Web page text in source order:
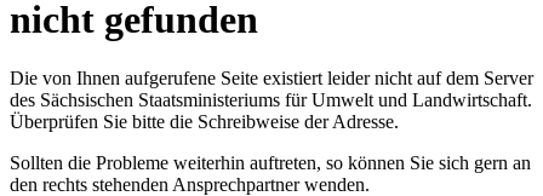
nicht gefunden
Die von Ihnen aufgerufene Seite existiert leider nicht auf dem Server
des Sächsischen Staatsministeriums für Umwelt und Landwirtschaft.
Überprüfen Sie bitte die Schreibweise der Adresse.
Sollten die Probleme weiterhin auftreten, so können Sie sich gern an
den rechts stehenden Ansprechpartner wenden.